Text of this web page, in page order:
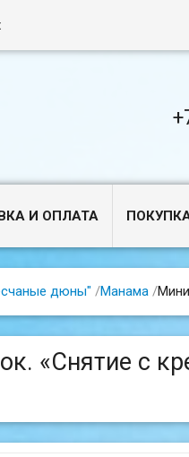
И ОПЛАТА
дюны" /Манама /
«Снятие с